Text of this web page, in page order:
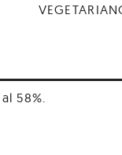
58%.